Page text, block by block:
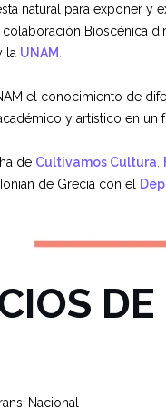
natural para exponer y
colaboración Bioscénica
la UNAM.
el conocimiento de
y artístico en
de Cultivamos Cultura,
de Grecia con el
Nacional